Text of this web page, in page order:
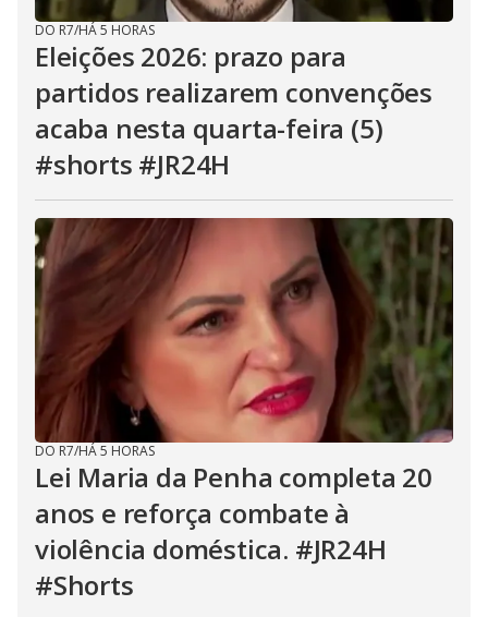
DO R7/HÁ 5 HORAS
Eleições 2026: prazo para
partidos realizarem convenções
acaba nesta quarta-feira (5)
#shorts #JR24H
DO R7/HÁ 5 HORAS
Lei Maria da Penha completa 20
anos e reforça combate à
violência doméstica. #JR24H
#Shorts